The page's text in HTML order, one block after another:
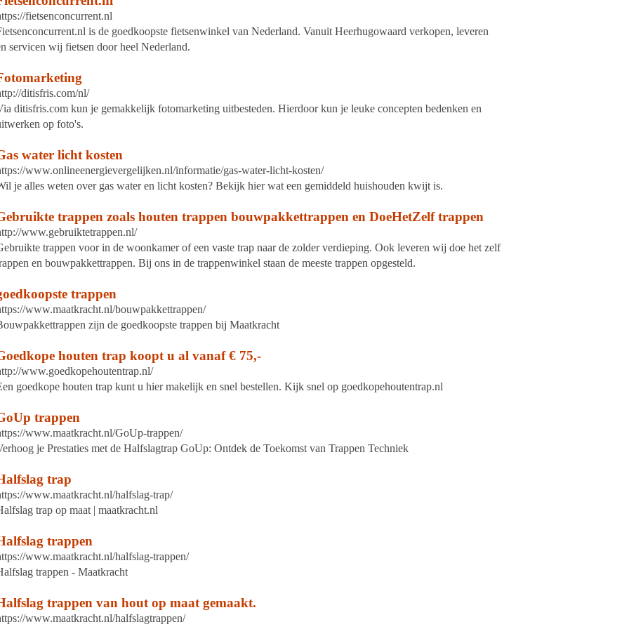
fietsenconcurrent.nl
is de goedkoopste fietsenwinkel van Nederland. Vanuit Heerhugowaard verkopen, leveren
servicen wij fietsen door heel Nederland.
ditisfris.com/nl/
ditisfris.com kun je gemakkelijk fotomarketing uitbesteden. Hierdoor kun je leuke concepten bedenken en
op foto's.
water licht kosten
www.onlineenergievergelijken.nl/informatie/gas-water-licht-kosten/
je alles weten over gas water en licht kosten? Bekijk hier wat een gemiddeld huishouden kwijt is.
trappen zoals houten trappen bouwpakkettrappen en DoeHetZelf trappen
www.gebruiktetrappen.nl/
trappen voor in de woonkamer of een vaste trap naar de zolder verdieping. Ook leveren wij doe het zelf
en bouwpakkettrappen. Bij ons in de trappenwinkel staan de meeste trappen opgesteld.
trappen
www.maatkracht.nl/bouwpakkettrappen/
zijn de goedkoopste trappen bij Maatkracht
houten trap koopt u al vanaf € 75,-
www.goedkopehoutentrap.nl/
goedkope houten trap kunt u hier makelijk en snel bestellen. Kijk snel op goedkopehoutentrap.nl
trappen
www.maatkracht.nl/GoUp-trappen/
je Prestaties met de Halfslagtrap GoUp: Ontdek de Toekomst van Trappen Techniek
trap
www.maatkracht.nl/halfslag-trap/
trap op maat | maatkracht.nl
trappen
www.maatkracht.nl/halfslag-trappen/
trappen - Maatkracht
trappen van hout op maat gemaakt.
www.maatkracht.nl/halfslagtrappen/